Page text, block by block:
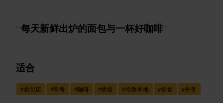
“每天新鲜出炉的面包与一杯好咖啡”
适合
#面包店 #早餐 #咖啡 #烘焙 #伦敦本地 #轻食 #外带